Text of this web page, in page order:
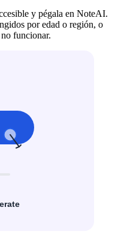
y pégala en NoteAI.
por edad o región, o
funcionar.